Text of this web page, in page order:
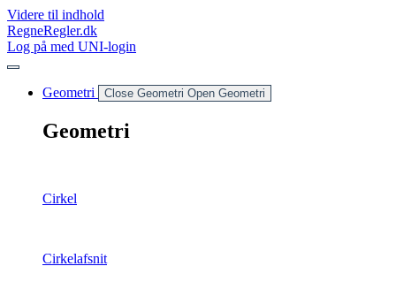
Videre til indhold
RegneRegler.dk
Log på med UNI-login
Geometri Close Geometri Open Geometri
Geometri
Cirkel
Cirkelafsnit